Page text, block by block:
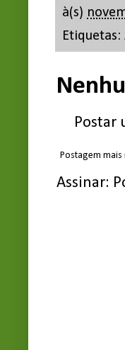
à(s)
Etiquetas:
Postar
Postagem mais
Assinar: